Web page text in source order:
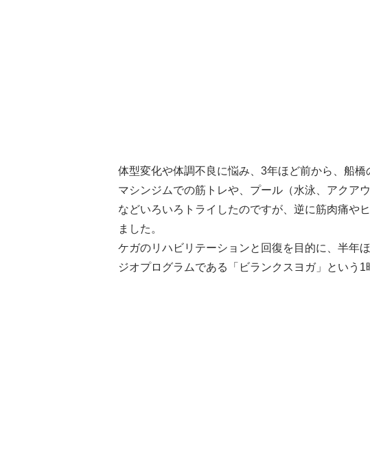
体型変化や体調不良に悩み、3年ほど前から、船橋
マシンジムでの筋トレや、プール（水泳、アクア
などいろいろトライしたのですが、逆に筋肉痛や
ました。
ケガのリハビリテーションと回復を目的に、半年
ジオプログラムである「ビランクスヨガ」という